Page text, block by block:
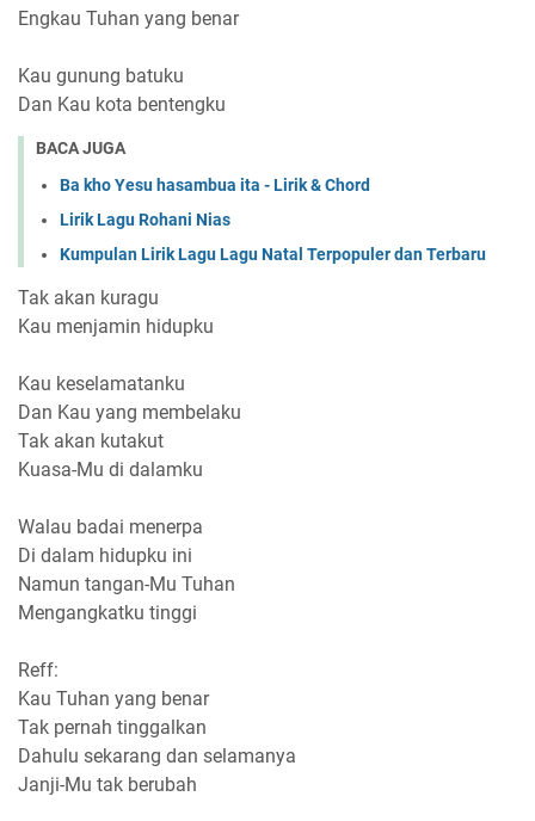
Engkau Tuhan yang benar
Kau gunung batuku
Dan Kau kota bentengku
BACA JUGA
Ba kho Yesu hasambua ita - Lirik & Chord
Lirik Lagu Rohani Nias
Kumpulan Lirik Lagu Lagu Natal Terpopuler dan Terbaru
Tak akan kuragu
Kau menjamin hidupku
Kau keselamatanku
Dan Kau yang membelaku
Tak akan kutakut
Kuasa-Mu di dalamku
Walau badai menerpa
Di dalam hidupku ini
Namun tangan-Mu Tuhan
Mengangkatku tinggi
Reff:
Kau Tuhan yang benar
Tak pernah tinggalkan
Dahulu sekarang dan selamanya
Janji-Mu tak berubah